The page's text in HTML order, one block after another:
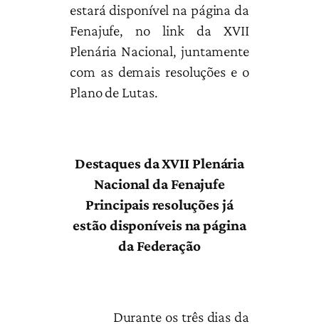
estará disponível na página da
Fenajufe, no link da XVII
Plenária Nacional, juntamente
com as demais resoluções e o
Plano de Lutas.
Destaques da XVII Plenária
Nacional da Fenajufe
Principais resoluções já
estão disponíveis na página
da Federação
Durante os três dias da